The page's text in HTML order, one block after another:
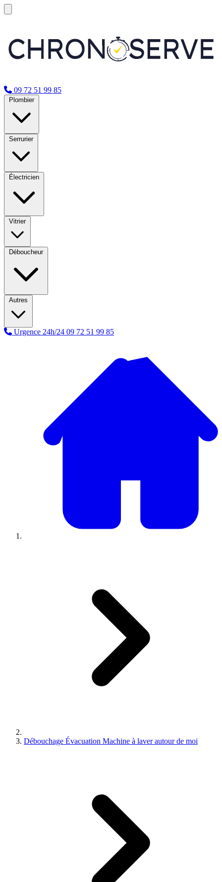
09 72 51 99 85
Plombier
Serrurier
Électricien
Vitrier
Déboucheur
Autres
Urgence 24h/24 09 72 51 99 85
Débouchage Évacuation Machine à laver autour de moi